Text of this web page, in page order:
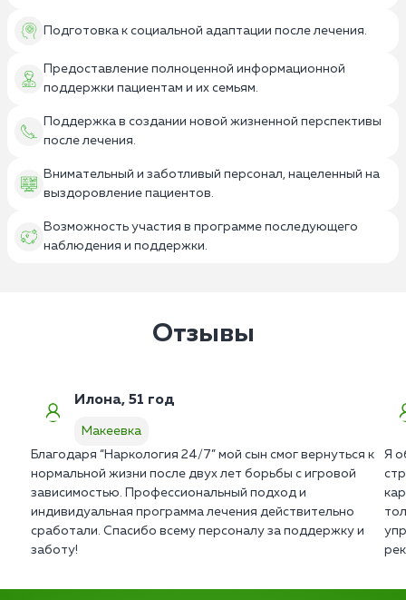
Подготовка к социальной адаптации после лечения.
Предоставление полноценной информационной
поддержки пациентам и их семьям.
Поддержка в создании новой жизненной перспективы
после лечения.
Внимательный и заботливый персонал, нацеленный на
выздоровление пациентов.
Возможность участия в программе последующего
наблюдения и поддержки.
Отзывы
Илона, 51 год
Макеевка
Благодаря “Наркология 24/7” мой сын смог вернуться к
нормальной жизни после двух лет борьбы с игровой
зависимостью. Профессиональный подход и
индивидуальная программа лечения действительно
сработали. Спасибо всему персоналу за поддержку и
заботу!
Я